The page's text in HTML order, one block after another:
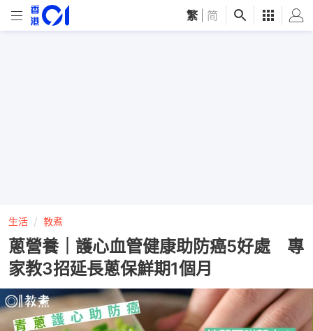
繁 简
生活 教煮
蔥營養｜護心血管健康助防癌5好處 專
家教3招延長蔥保鮮期1個月